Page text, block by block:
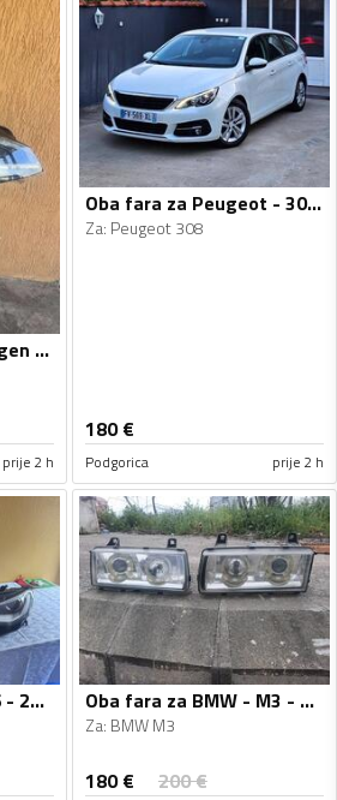
Desni far za Volkswagen - Golf 7.5 - 2017-2020
prije 2 h
Oba fara za Peugeot - 308 - 2017-2021
Za: Peugeot 308
180€
Podgorica prije 2 h
Oba fara za Audi - A6 - 2016 Oba fara za BMW - M3 - 1995
Za: BMW M3
180€ 200€